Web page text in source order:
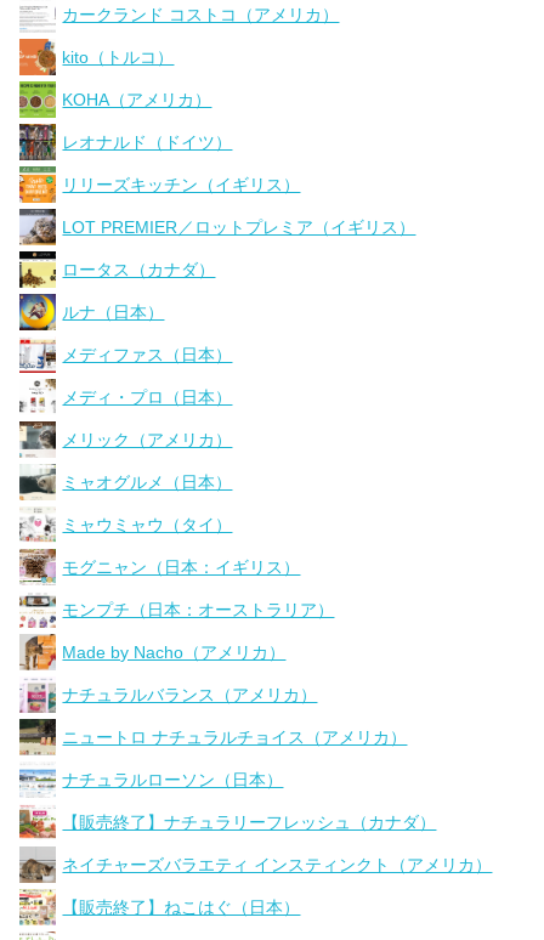
カークランド コストコ（アメリカ）
kito（トルコ）
KOHA（アメリカ）
レオナルド（ドイツ）
リリーズキッチン（イギリス）
LOT PREMIER／ロットプレミア（イギリス）
ロータス（カナダ）
ルナ（日本）
メディファス（日本）
メディ・プロ（日本）
メリック（アメリカ）
ミャオグルメ（日本）
ミャウミャウ（タイ）
モグニャン（日本：イギリス）
モンプチ（日本：オーストラリア）
Made by Nacho（アメリカ）
ナチュラルバランス（アメリカ）
ニュートロ ナチュラルチョイス（アメリカ）
ナチュラルローソン（日本）
【販売終了】ナチュラリーフレッシュ（カナダ）
ネイチャーズバラエティ インスティンクト（アメリカ）
【販売終了】ねこはぐ（日本）